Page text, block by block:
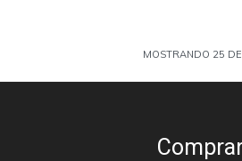
MOSTRANDO 25 DE